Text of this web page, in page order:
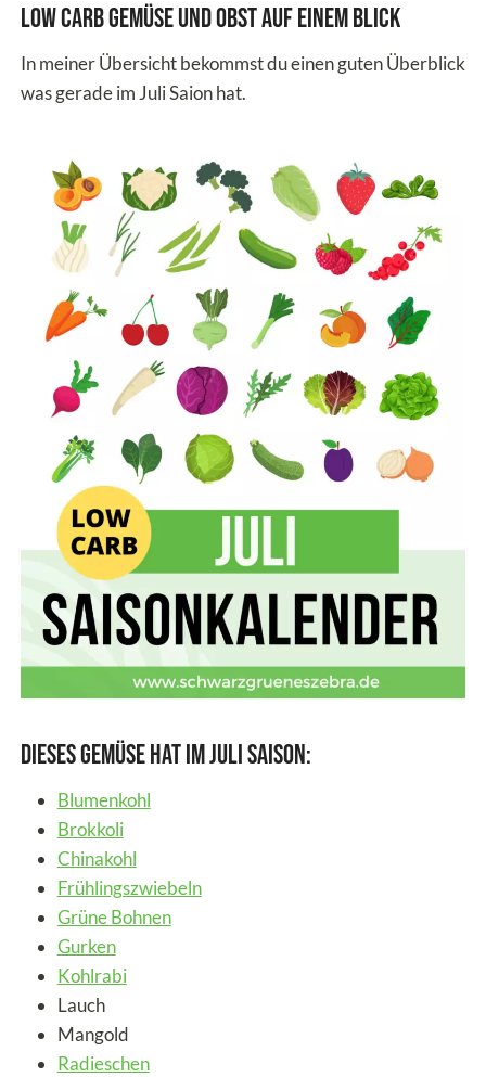
Low Carb Gemüse und Obst auf einem Blick
In meiner Übersicht bekommst du einen guten Überblick
was gerade im Juli Saion hat.
Dieses Gemüse hat im Juli Saison:
Blumenkohl
Brokkoli
Chinakohl
Frühlingszwiebeln
Grüne Bohnen
Gurken
Kohlrabi
Lauch
Mangold
Radieschen